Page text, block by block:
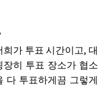
희가 투표 시간이고, 대
히 투표 장소가 협소
다 투표하게끔 그렇게